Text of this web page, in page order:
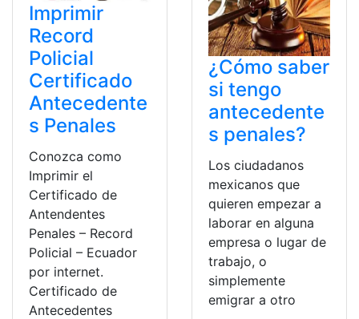
Imprimir
Record
Policial
Certificado
Antecedente
s Penales
Conozca como
Imprimir el
Certificado de
Antendentes
Penales – Record
Policial – Ecuador
por internet.
Certificado de
Antecedentes
¿Cómo saber
si tengo
antecedente
s penales?
Los ciudadanos
mexicanos que
quieren empezar a
laborar en alguna
empresa o lugar de
trabajo, o
simplemente
emigrar a otro